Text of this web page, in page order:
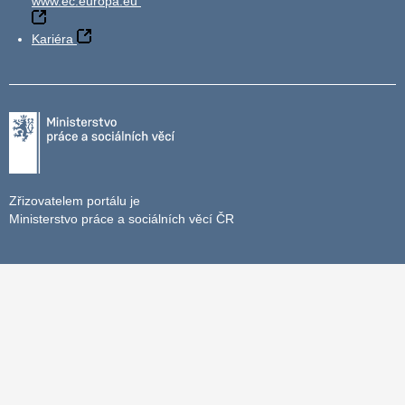
Kariéra
Zřizovatelem portálu je
Ministerstvo práce a sociálních věcí ČR